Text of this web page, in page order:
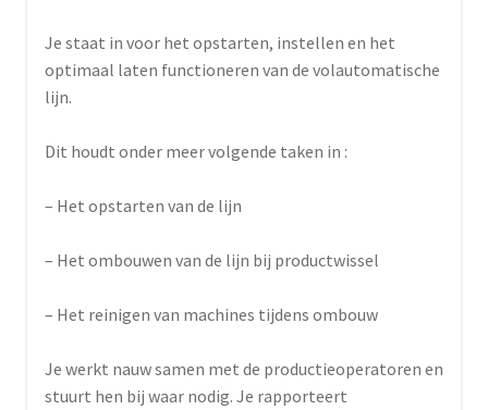
Je staat in voor het opstarten, instellen en het
optimaal laten functioneren van de volautomatische
lijn.
Dit houdt onder meer volgende taken in :
– Het opstarten van de lijn
– Het ombouwen van de lijn bij productwissel
– Het reinigen van machines tijdens ombouw
Je werkt nauw samen met de productieoperatoren en
stuurt hen bij waar nodig. Je rapporteert